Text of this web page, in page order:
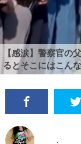
【感涙】警察官の
るとそこにはこん